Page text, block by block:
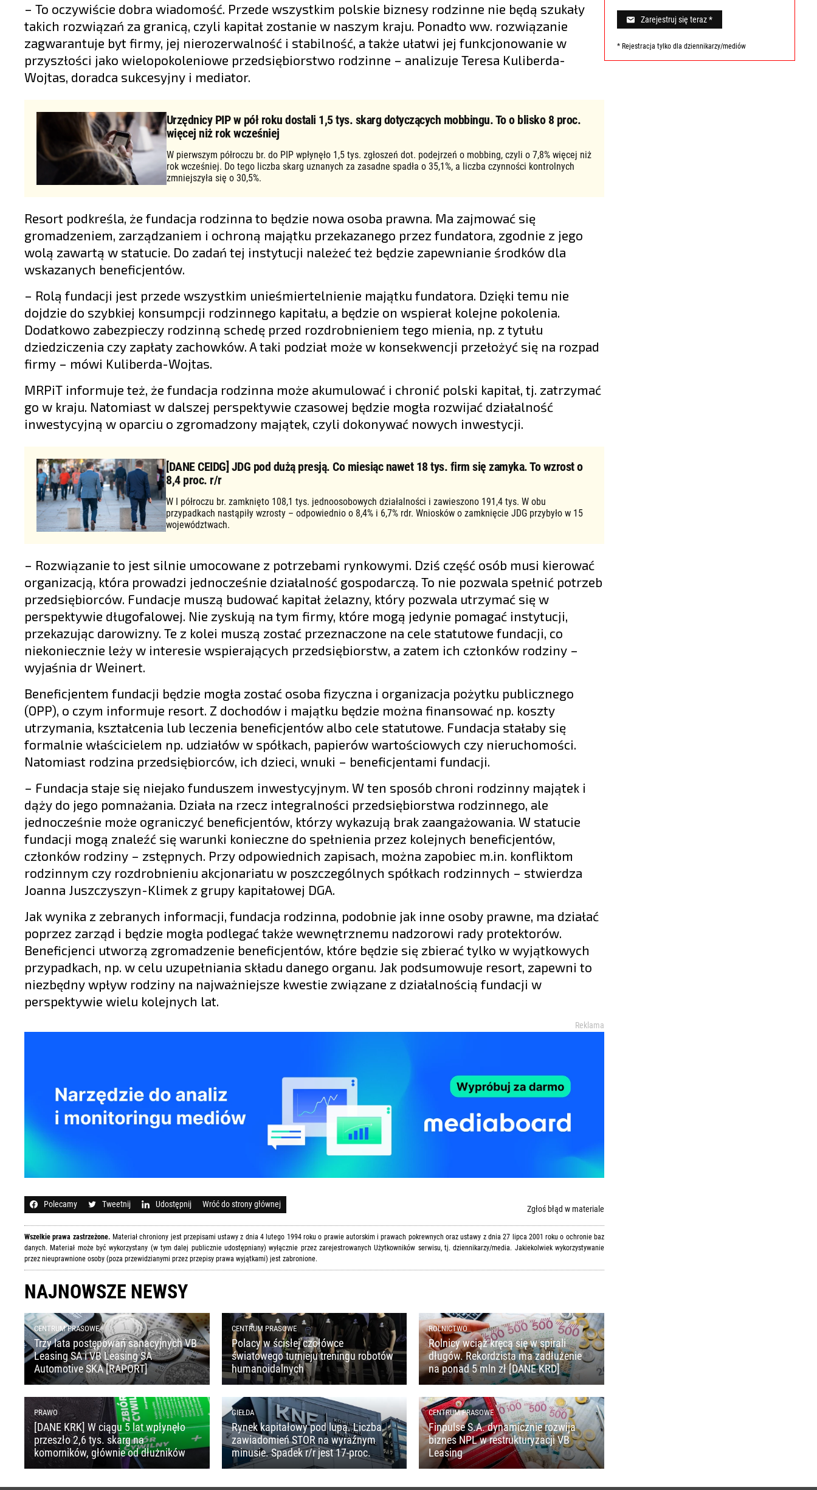
– To oczywiście dobra wiadomość. Przede wszystkim polskie biznesy rodzinne nie będą szukały
takich rozwiązań za granicą, czyli kapitał zostanie w naszym kraju. Ponadto ww. rozwiązanie
zagwarantuje byt firmy, jej nierozerwalność i stabilność, a także ułatwi jej funkcjonowanie w
przyszłości jako wielopokoleniowe przedsiębiorstwo rodzinne – analizuje Teresa Kuliberda-
Wojtas, doradca sukcesyjny i mediator.
Urzędnicy PIP w pół roku dostali 1,5 tys. skarg dotyczących mobbingu. To o blisko 8 proc.
więcej niż rok wcześniej
W pierwszym półroczu br. do PIP wpłynęło 1,5 tys. zgłoszeń dot. podejrzeń o mobbing, czyli o 7,8% więcej niż
rok wcześniej. Do tego liczba skarg uznanych za zasadne spadła o 35,1%, a liczba czynności kontrolnych
zmniejszyła się o 30,5%.
Resort podkreśla, że fundacja rodzinna to będzie nowa osoba prawna. Ma zajmować się
gromadzeniem, zarządzaniem i ochroną majątku przekazanego przez fundatora, zgodnie z jego
wolą zawartą w statucie. Do zadań tej instytucji należeć też będzie zapewnianie środków dla
wskazanych beneficjentów.
– Rolą fundacji jest przede wszystkim unieśmiertelnienie majątku fundatora. Dzięki temu nie
dojdzie do szybkiej konsumpcji rodzinnego kapitału, a będzie on wspierał kolejne pokolenia.
Dodatkowo zabezpieczy rodzinną schedę przed rozdrobnieniem tego mienia, np. z tytułu
dziedziczenia czy zapłaty zachowków. A taki podział może w konsekwencji przełożyć się na rozpad
firmy – mówi Kuliberda-Wojtas.
MRPiT informuje też, że fundacja rodzinna może akumulować i chronić polski kapitał, tj. zatrzymać
go w kraju. Natomiast w dalszej perspektywie czasowej będzie mogła rozwijać działalność
inwestycyjną w oparciu o zgromadzony majątek, czyli dokonywać nowych inwestycji.
[DANE CEIDG] JDG pod dużą presją. Co miesiąc nawet 18 tys. firm się zamyka. To wzrost o
8,4 proc. r/r
W I półroczu br. zamknięto 108,1 tys. jednoosobowych działalności i zawieszono 191,4 tys. W obu
przypadkach nastąpiły wzrosty – odpowiednio o 8,4% i 6,7% rdr. Wniosków o zamknięcie JDG przybyło w 15
województwach.
– Rozwiązanie to jest silnie umocowane z potrzebami rynkowymi. Dziś część osób musi kierować
organizacją, która prowadzi jednocześnie działalność gospodarczą. To nie pozwala spełnić potrzeb
przedsiębiorców. Fundacje muszą budować kapitał żelazny, który pozwala utrzymać się w
perspektywie długofalowej. Nie zyskują na tym firmy, które mogą jedynie pomagać instytucji,
przekazując darowizny. Te z kolei muszą zostać przeznaczone na cele statutowe fundacji, co
niekoniecznie leży w interesie wspierających przedsiębiorstw, a zatem ich członków rodziny –
wyjaśnia dr Weinert.
Beneficjentem fundacji będzie mogła zostać osoba fizyczna i organizacja pożytku publicznego
(OPP), o czym informuje resort. Z dochodów i majątku będzie można finansować np. koszty
utrzymania, kształcenia lub leczenia beneficjentów albo cele statutowe. Fundacja stałaby się
formalnie właścicielem np. udziałów w spółkach, papierów wartościowych czy nieruchomości.
Natomiast rodzina przedsiębiorców, ich dzieci, wnuki – beneficjentami fundacji.
– Fundacja staje się niejako funduszem inwestycyjnym. W ten sposób chroni rodzinny majątek i
dąży do jego pomnażania. Działa na rzecz integralności przedsiębiorstwa rodzinnego, ale
jednocześnie może ograniczyć beneficjentów, którzy wykazują brak zaangażowania. W statucie
fundacji mogą znaleźć się warunki konieczne do spełnienia przez kolejnych beneficjentów,
członków rodziny – zstępnych. Przy odpowiednich zapisach, można zapobiec m.in. konfliktom
rodzinnym czy rozdrobnieniu akcjonariatu w poszczególnych spółkach rodzinnych – stwierdza
Joanna Juszczyszyn-Klimek z grupy kapitałowej DGA.
Jak wynika z zebranych informacji, fundacja rodzinna, podobnie jak inne osoby prawne, ma działać
poprzez zarząd i będzie mogła podlegać także wewnętrznemu nadzorowi rady protektorów.
Beneficjenci utworzą zgromadzenie beneficjentów, które będzie się zbierać tylko w wyjątkowych
przypadkach, np. w celu uzupełniania składu danego organu. Jak podsumowuje resort, zapewni to
niezbędny wpływ rodziny na najważniejsze kwestie związane z działalnością fundacji w
perspektywie wielu kolejnych lat.
Reklama
Polecamy Tweetnij Udostępnij Wróć do strony głównej Zgłoś błąd w materiale
Wszelkie prawa zastrzeżone. Materiał chroniony jest przepisami ustawy z dnia 4 lutego 1994 roku o prawie autorskim i prawach pokrewnych oraz ustawy z dnia 27 lipca 2001 roku o ochronie baz
danych. Materiał może być wykorzystany (w tym dalej publicznie udostępniany) wyłącznie przez zarejestrowanych Użytkowników serwisu, tj. dziennikarzy/media. Jakiekolwiek wykorzystywanie
przez nieuprawnione osoby (poza przewidzianymi przez przepisy prawa wyjątkami) jest zabronione.
NAJNOWSZE NEWSY
CENTRUM PRASOWE
Trzy lata postępowań sanacyjnych VB
Leasing SA i VB Leasing SA
Automotive SKA [RAPORT]
CENTRUM PRASOWE
Polacy w ścisłej czołówce
światowego turnieju treningu robotów
humanoidalnych
ROLNICTWO
Rolnicy wciąż kręcą się w spirali
długów. Rekordzista ma zadłużenie
na ponad 5 mln zł [DANE KRD]
PRAWO
[DANE KRK] W ciągu 5 lat wpłynęło
przeszło 2,6 tys. skarg na
komorników, głównie od dłużników
GIEŁDA
Rynek kapitałowy pod lupą. Liczba
zawiadomień STOR na wyraźnym
minusie. Spadek r/r jest 17-proc.
CENTRUM PRASOWE
Finpulse S.A. dynamicznie rozwija
biznes NPL w restrukturyzacji VB
Leasing
Zarejestruj się teraz *
* Rejestracja tylko dla dziennikarzy/mediów